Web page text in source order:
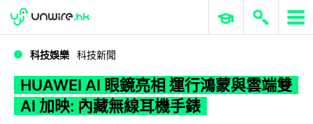
WWDC 2026 ERP 與商業 AI
科技娛樂 科技新聞
HUAWEI AI 眼鏡亮相 運行鴻蒙與雲端雙
AI 加映: 內藏無線耳機手錶